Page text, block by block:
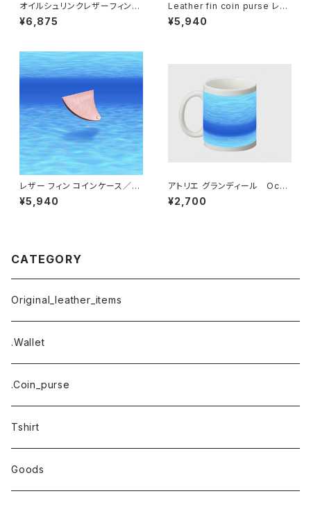
オイルシュリンクレザーフィンコ
インケース Oil shrink leath
er fin coin purse
¥6,875
Leather fin coin purse レザ
ーフィンコインケース【Ocean】
サーフィンのサーフボード・フィ
¥5,940
レザー フィン コインケース／サ
ーフィンのサーフボード・フィン
型小銭入れ
¥5,940
アトリエ グランディール Ocea
n : Glitter of the sea マグ
カップ
¥2,700
CATEGORY
Original_leather_items
.Wallet
.Coin_purse
Tshirt
Goods